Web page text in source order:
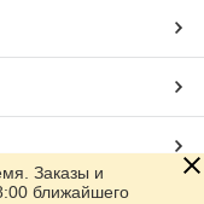
Заказы и
ближайшего